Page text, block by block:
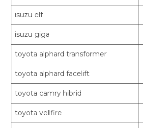
isuzu elf
isuzu giga
toyota alphard transformer
toyota alphard facelift
toyota camry hibrid
toyota vellfire